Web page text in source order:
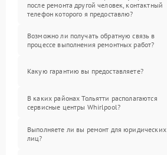
после ремонта другой человек, контактный
телефон которого я предоставлю?
Возможно ли получать обратную связь в
процессе выполнения ремонтных работ?
Какую гарантию вы предоставляете?
В каких районах Тольятти располагаются
сервисные центры Whirlpool?
Выполняете ли вы ремонт для юридических
лиц?